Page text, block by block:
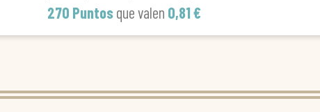
270 Puntos que valen 0,81 €